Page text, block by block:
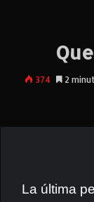
374 2
La última